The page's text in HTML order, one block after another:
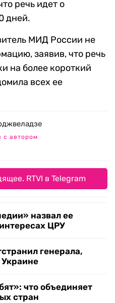
речь идет о
дней.
МИД России не
заявив, что речь
на более короткий
всех ее
с автором
RTVI в Telegram
назвал ее
ЦРУ
генерала,
что объединяет
стран